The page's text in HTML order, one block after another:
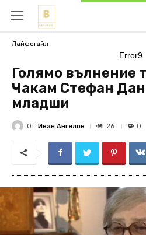
Лайфстайл
Error9
Голямо вълнение
Чакам Стефан
младши
От Иван Ангелов 26 0